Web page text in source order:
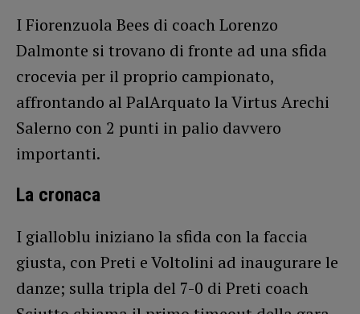
I Fiorenzuola Bees di coach Lorenzo
Dalmonte si trovano di fronte ad una sfida
crocevia per il proprio campionato,
affrontando al PalArquato la Virtus Arechi
Salerno con 2 punti in palio davvero
importanti.
La cronaca
I gialloblu iniziano la sfida con la faccia
giusta, con Preti e Voltolini ad inaugurare le
danze; sulla tripla del 7-0 di Preti coach